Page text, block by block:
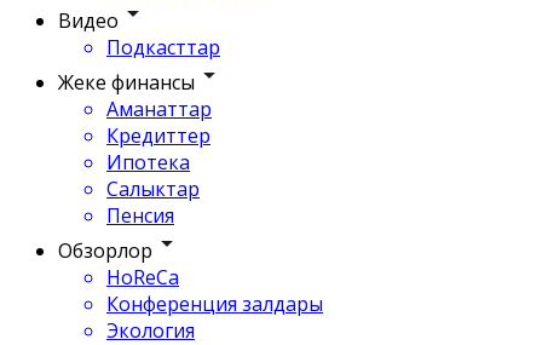
Видео
Подкасттар
Жеке финансы
Аманаттар
Кредиттер
Ипотека
Салыктар
Пенсия
Обзорлор
HoReCa
Конференция залдары
Экология